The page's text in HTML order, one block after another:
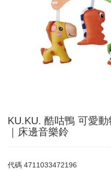
KU.KU. 酷咕鴨 可愛
｜床邊音樂鈴
代碼 4711033472196